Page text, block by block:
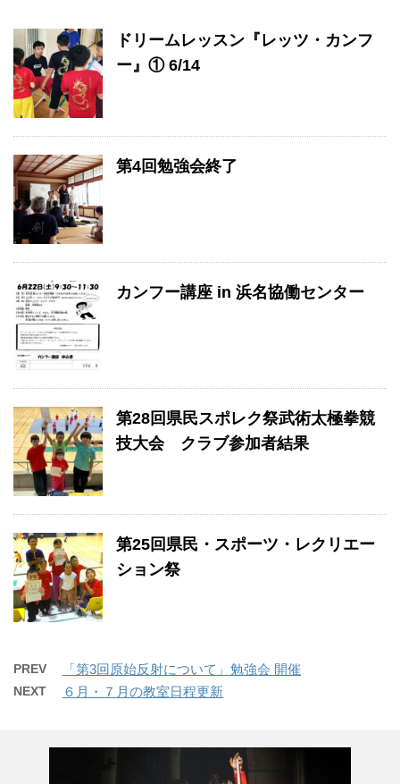
ドリームレッスン『レッツ・カンフ
ー』① 6/14
第4回勉強会終了
カンフー講座 in 浜名協働センター
第28回県民スポレク祭武術太極拳競
技大会 クラブ参加者結果
第25回県民・スポーツ・レクリエー
ション祭
PREV 「第3回原始反射について」勉強会 開催
NEXT ６月・７月の教室日程更新